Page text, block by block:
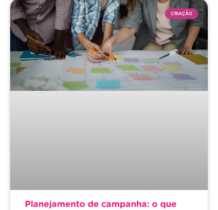
CRIAÇÃO
Planejamento de campanha: o que